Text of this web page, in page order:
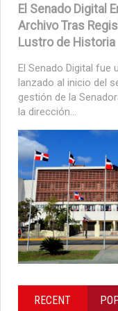
El Senado Digital
Archivo Tras
Lustro de Historia
El Senado Digital fue
lanzado al inicio del
gestión de la
la dirección...
RECENT